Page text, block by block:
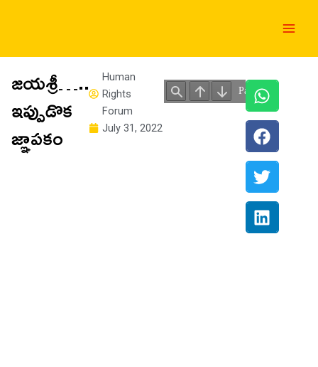
జయశ్రీ…..
ఇప్పుడొక
జ్ఞాపకం
Human
Rights
Forum
July 31, 2022